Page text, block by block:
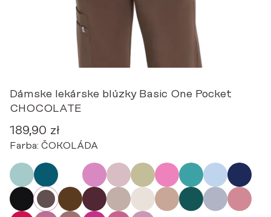
Dámske lekárske blúzky Basic One Pocket
CHOCOLATE
189,90 zł
Farba: ČOKOLÁDA